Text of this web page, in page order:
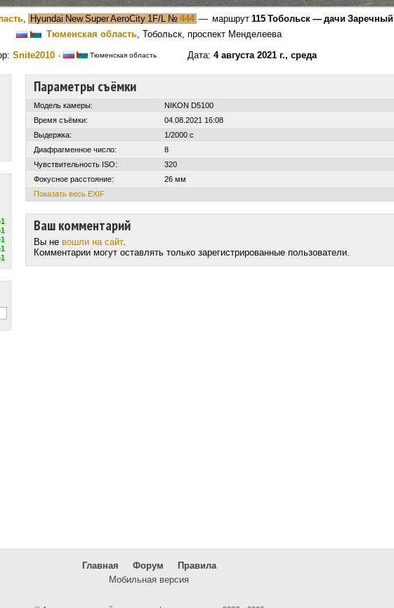
, Hyundai New Super AeroCity 1F/L № 444 — маршрут 115 Тобольск — дачи Заречный
Тюменская область, Тобольск, проспект Менделеева
Snite2010· Тюменская областьДата: 4 августа 2021 г., среда
Параметры съёмки
Модель камеры:
NIKON D5100
Время съёмки:
04.08.2021 16:08
Выдержка:
1/2000 с
Диафрагменное число:
8
Чувствительность ISO:
320
Фокусное расстояние:
26 мм
Показать весь EXIF
Ваш комментарий
Вы не вошли на сайт.
Комментарии могут оставлять только зарегистрированные пользователи.
Главная Форум
Правила
Мобильная версия